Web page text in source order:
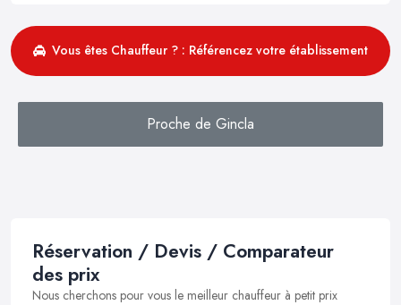
Vous êtes Chauffeur ? : Référencez votre établissement
Proche de Gincla
Réservation / Devis / Comparateur
des prix
Nous cherchons pour vous le meilleur chauffeur à petit prix